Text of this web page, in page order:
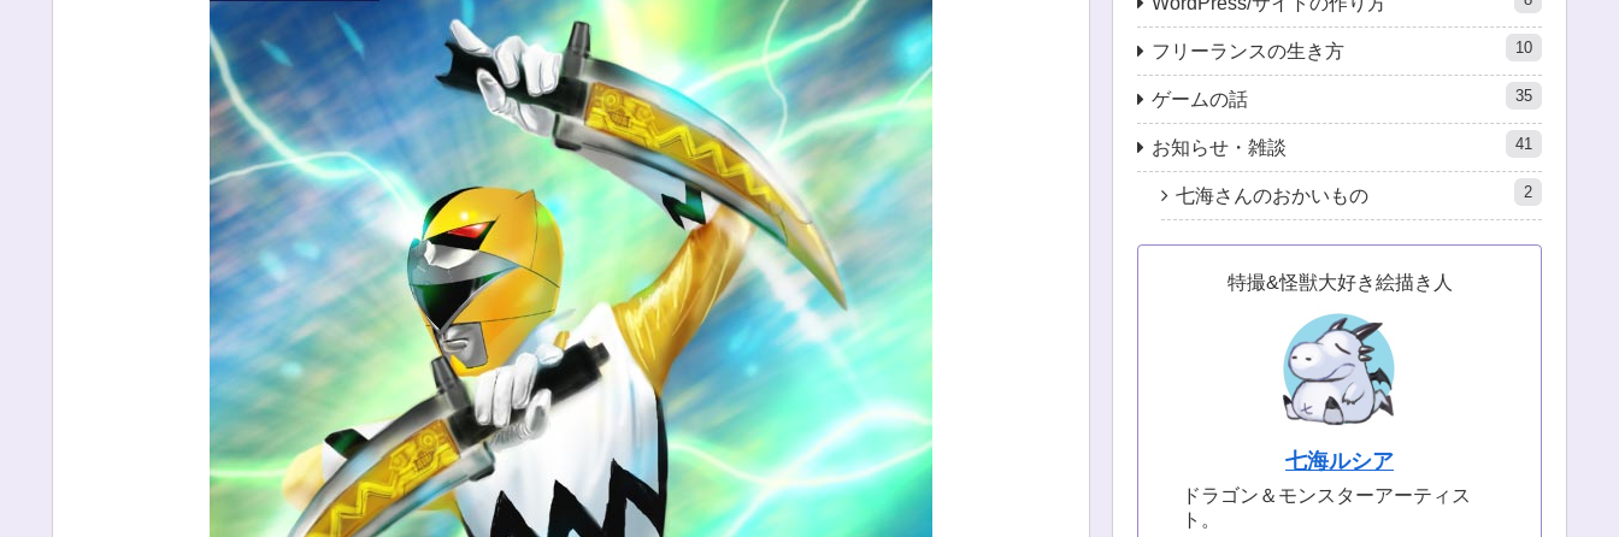
フリーランスの生き方 10
ゲームの話 35
お知らせ・雑談 41
七海さんのおかいもの 2
特撮&怪獣大好き絵描き人
七海ルシア
ドラゴン＆モンスターアーティス
ト。